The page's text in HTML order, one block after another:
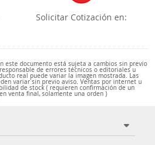
Solicitar Cotización en:
este documento está sujeta a cambios sin previo
de errores técnicos o editoriales u
real puede variar la imagen mostrada. Las
variar sin previo aviso. Ventas por internet u
de stock ( requieren confirmación de un
venta final, solamente una orden )